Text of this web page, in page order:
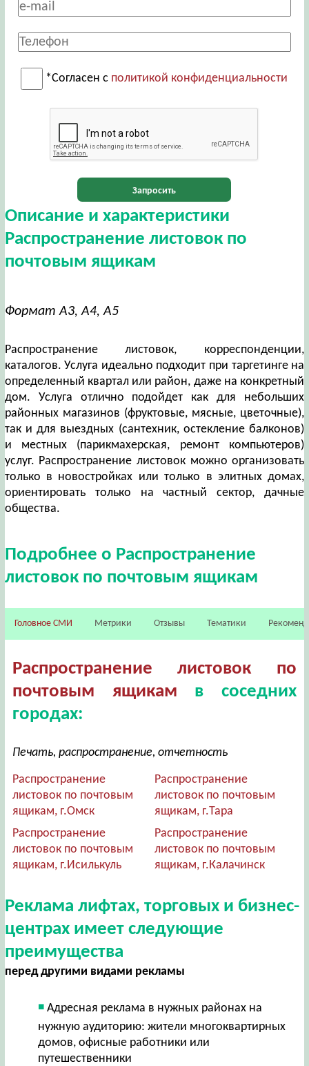
*Согласен с политикой конфиденциальности
Запросить
Описание и характеристики
Распространение листовок по
почтовым ящикам
Формат А3, А4, А5
Распространение листовок, корреспонденции,
каталогов. Услуга идеально подходит при таргетинге на
определенный квартал или район, даже на конкретный
дом. Услуга отлично подойдет как для небольших
районных магазинов (фруктовые, мясные, цветочные),
так и для выездных (сантехник, остекление балконов)
и местных (парикмахерская, ремонт компьютеров)
услуг. Распространение листовок можно организовать
только в новостройках или только в элитных домах,
ориентировать только на частный сектор, дачные
общества.
Подробнее о Распространение
листовок по почтовым ящикам
Головное СМИ Метрики Отзывы Тематики
Распространение листовок по
почтовым ящикам в соседних
городах:
Печать, распространение, отчетность
Распространение
листовок по почтовым
ящикам, г.Омск
Распространение
листовок по почтовым
ящикам, г.Тара
Распространение
листовок по почтовым
ящикам, г.Исилькуль
Распространение
листовок по почтовым
ящикам, г.Калачинск
Реклама лифтах, торговых и бизнес-
центрах имеет следующие
преимущества
перед другими видами рекламы
Адресная реклама в нужных районах на
нужную аудиторию: жители многоквартирных
домов, офисные работники или
путешественники